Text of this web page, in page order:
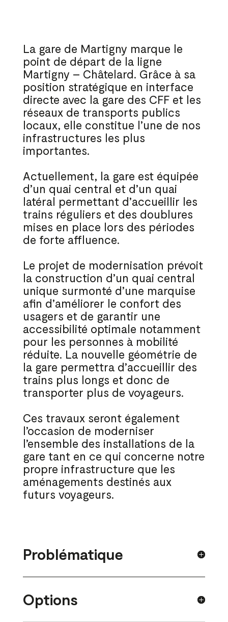
La gare de Martigny marque le
point de départ de la ligne
Martigny – Châtelard. Grâce à sa
position stratégique en interface
directe avec la gare des CFF et les
réseaux de transports publics
locaux, elle constitue l’une de nos
infrastructures les plus
importantes.
Actuellement, la gare est équipée
d’un quai central et d’un quai
latéral permettant d’accueillir les
trains réguliers et des doublures
mises en place lors des périodes
de forte affluence.
Le projet de modernisation prévoit
la construction d’un quai central
unique surmonté d’une marquise
afin d’améliorer le confort des
usagers et de garantir une
accessibilité optimale notamment
pour les personnes à mobilité
réduite. La nouvelle géométrie de
la gare permettra d’accueillir des
trains plus longs et donc de
transporter plus de voyageurs.
Ces travaux seront également
l’occasion de moderniser
l’ensemble des installations de la
gare tant en ce qui concerne notre
propre infrastructure que les
aménagements destinés aux
futurs voyageurs.
Problématique
Options